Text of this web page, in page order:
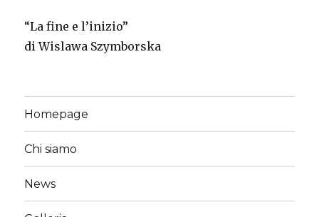
“La fine e l’inizio”
di Wislawa Szymborska
Homepage
Chi siamo
News